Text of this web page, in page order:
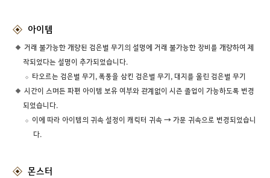
아이템
거래 불가능한 개량된 검은별 무기의 설명에 거래 불가능한 장비를 개량하여 제
작되었다는 설명이 추가되었습니다.
타오르는 검은별 무기, 폭풍을 삼킨 검은별 무기, 대지를 울린 검은별 무기
시간이 스며든 파편 아이템 보유 여부와 관계없이 시즌 졸업이 가능하도록 변경
되었습니다.
이에 따라 아이템의 귀속 설정이 캐릭터 귀속 → 가문 귀속으로 변경되었습니
다.
몬스터